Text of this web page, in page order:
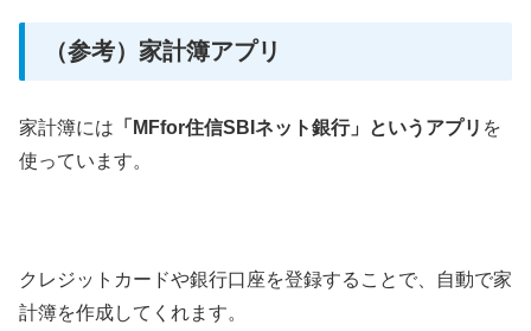
（参考）家計簿アプリ
家計簿には 「MFfor住信SBIネット銀行」というアプリ を
使っています。
クレジットカードや銀行口座を登録することで、自動で家
計簿を作成してくれます。